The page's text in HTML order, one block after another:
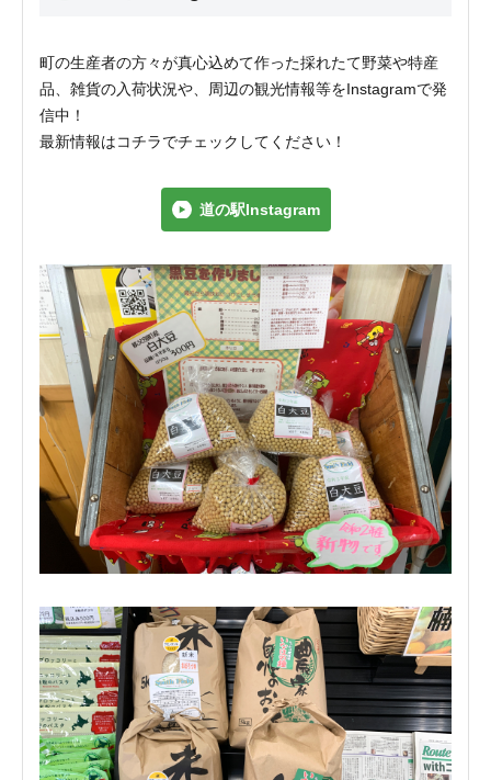
町の生産者の方々が真心込めて作った採れたて野菜や特産
品、雑貨の入荷状況や、周辺の観光情報等をInstagramで発
信中！
最新情報はコチラでチェックしてください！
道の駅Instagram